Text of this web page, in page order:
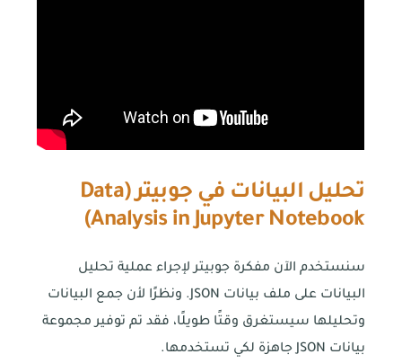
تحليل البيانات في جوبيتر (Data
Analysis in Jupyter Notebook
)
سنستخدم الآن مفكرة جوبيتر لإجراء عملية تحليل
البيانات على ملف بيانات JSON. ونظرًا لأن جمع البيانات
وتحليلها سيستغرق وقتًا طويلًا، فقد تم توفير مجموعة
بيانات JSON جاهزة لكي تستخدمها.